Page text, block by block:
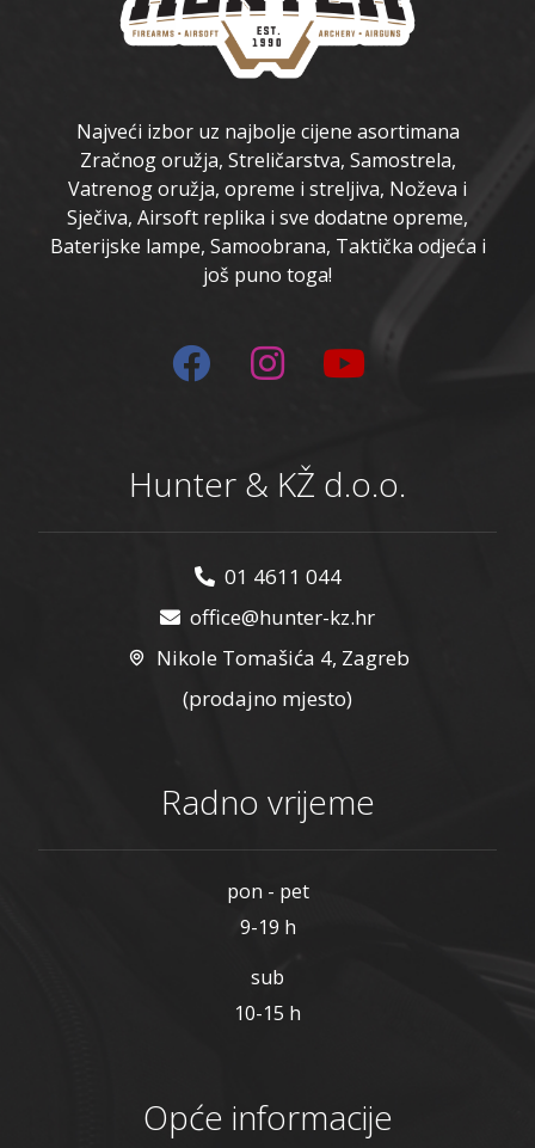
Najveći izbor uz najbolje cijene asortimana
Zračnog oružja, Streličarstva, Samostrela,
Vatrenog oružja, opreme i streljiva, Noževa i
Sječiva, Airsoft replika i sve dodatne opreme,
Baterijske lampe, Samoobrana, Taktička odjeća i
još puno toga!
Hunter & KŽ d.o.o.
01 4611 044
office@hunter-kz.hr
Nikole Tomašića 4, Zagreb
(prodajno mjesto)
Radno vrijeme
pon - pet
9-19 h
sub
10-15 h
Opće informacije